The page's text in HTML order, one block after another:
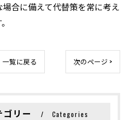
合に備えて代替策を常に考え
一覧に戻る 次のページ >
ゴリー Categories